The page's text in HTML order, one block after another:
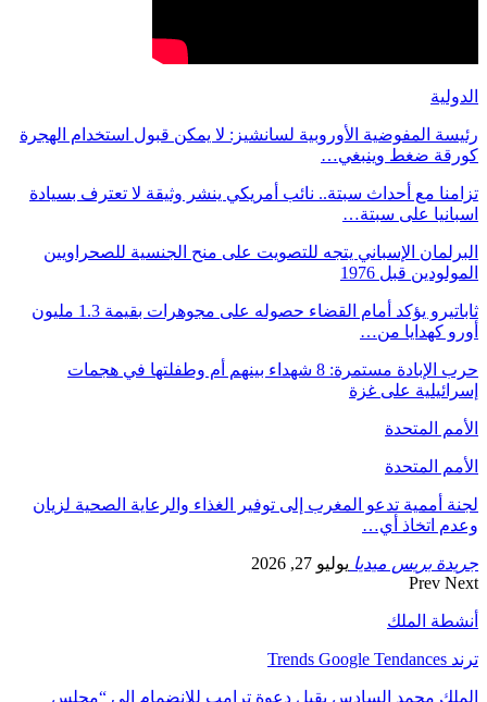
الدولية
رئيسة المفوضية الأوروبية لسانشيز: لا يمكن قبول استخدام الهجرة
كورقة ضغط وينبغي…
تزامنا مع أحداث سبتة.. نائب أمريكي ينشر وثيقة لا تعترف بسيادة
اسبانيا على سبتة…
البرلمان الإسباني يتجه للتصويت على منح الجنسية للصحراويين
المولودين قبل 1976
ثاباتيرو يؤكد أمام القضاء حصوله على مجوهرات بقيمة 1.3 مليون
أورو كهدايا من…
حرب الإبادة مستمرة: 8 شهداء بينهم أم وطفلتها في هجمات
إسرائيلية على غزة
الأمم المتحدة
الأمم المتحدة
لجنة أممية تدعو المغرب إلى توفير الغذاء والرعاية الصحية لزيان
وعدم اتخاذ أي…
جريدة بريس ميديا يوليو 27, 2026
Prev Next
أنشطة الملك
ترند Trends Google Tendances
الملك محمد السادس يقبل دعوة ترامب للانضمام إلى “مجلس